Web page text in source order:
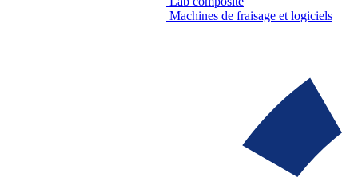
Machines de fraisage et logiciels